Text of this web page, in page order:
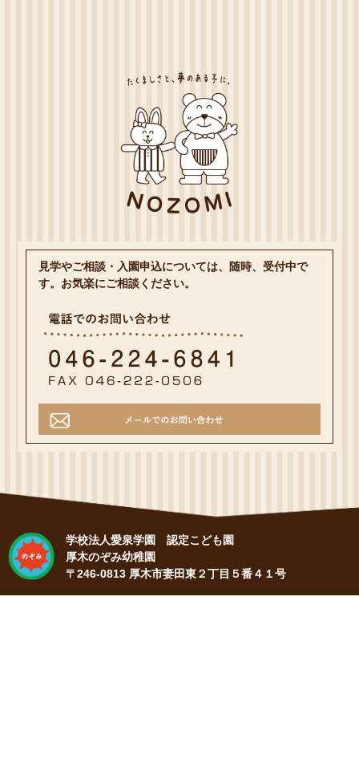
見学やご相談・入園申込については、随時、受付中で
す。お気楽にご相談ください。
学校法人愛泉学園 認定こども園
厚木のぞみ幼稚園
〒246-0813 厚木市妻田東２丁目５番４１号